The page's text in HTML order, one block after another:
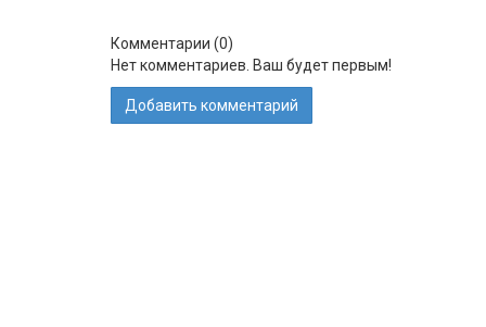
Комментарии (0)
Нет комментариев. Ваш будет первым!
Добавить комментарий